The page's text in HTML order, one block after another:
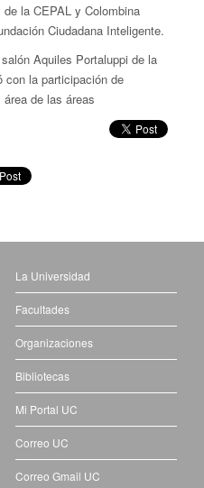
la CEPAL y Colombina
Ciudadana Inteligente.
Aquiles Portaluppi de la
con la participación de
de las áreas
La Universidad
Facultades
Organizaciones
Bibliotecas
Mi Portal UC
Correo UC
Correo Gmail UC